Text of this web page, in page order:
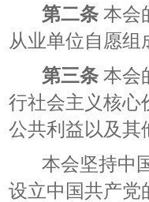
第二条 本会
从业单位自愿
第三条 本会
行社会主义核心
公共利益以及其
本会坚持中
设立中国共产党